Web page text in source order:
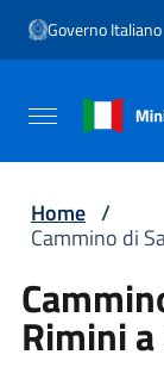
Vai al menu di
Vai al footer
Governo Italiano
Attiva /
Home /
Cammino di
Rimini